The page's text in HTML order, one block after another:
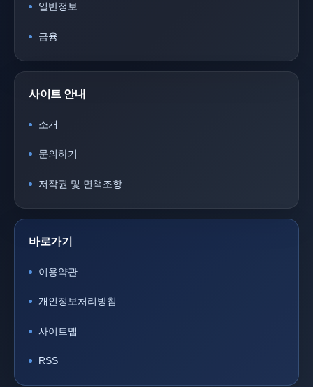
일반정보
금융
사이트 안내
소개
문의하기
저작권 및 면책조항
바로가기
이용약관
개인정보처리방침
사이트맵
RSS